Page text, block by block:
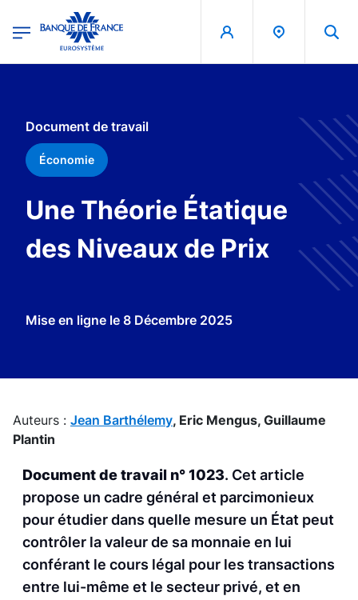
Banque de France - Menu Principal
Document de travail
Économie
Une Théorie Étatique
des Niveaux de Prix
Mise en ligne le 8 Décembre 2025
Auteurs : Jean Barthélemy, Eric Mengus, Guillaume
Plantin
Document de travail n° 1023. Cet article
propose un cadre général et parcimonieux
pour étudier dans quelle mesure un État peut
contrôler la valeur de sa monnaie en lui
conférant le cours légal pour les transactions
entre lui-même et le secteur privé, et en